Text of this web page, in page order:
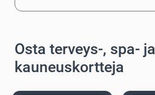
Osta terveys-, spa- ja
kauneuskortteja